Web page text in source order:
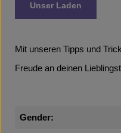
Unser Laden
Mit unseren Tipps und
Freude an deinen
Gender: